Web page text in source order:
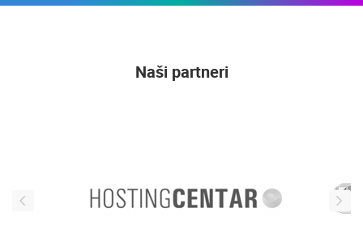
Naši partneri